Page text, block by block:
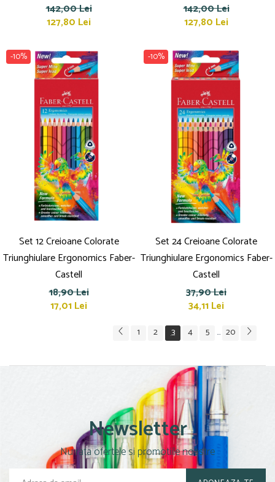
142,00 Lei
127,80 Lei
142,00 Lei
127,80 Lei
-10%
Set 12 Creioane Colorate
Triunghiulare Ergonomics Faber-
Castell
18,90 Lei
17,01 Lei
-10%
Set 24 Creioane Colorate
Triunghiulare Ergonomics Faber-
Castell
37,90 Lei
34,11 Lei
1 2 3 4 5 ... 20
Newsletter
Nu rata ofertele si promotiile noastre